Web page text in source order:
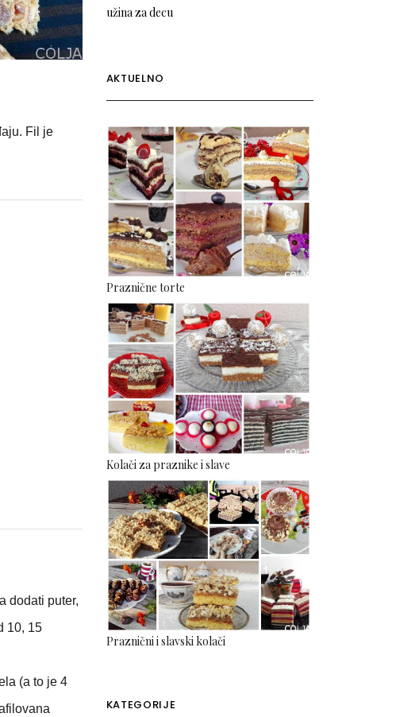
Fil je
dodati puter,
10, 15
(a to je 4
užina za decu
AKTUELNO
Praznične torte
Kolači za praznike i slave
Praznični i slavski kolači
KATEGORIJE